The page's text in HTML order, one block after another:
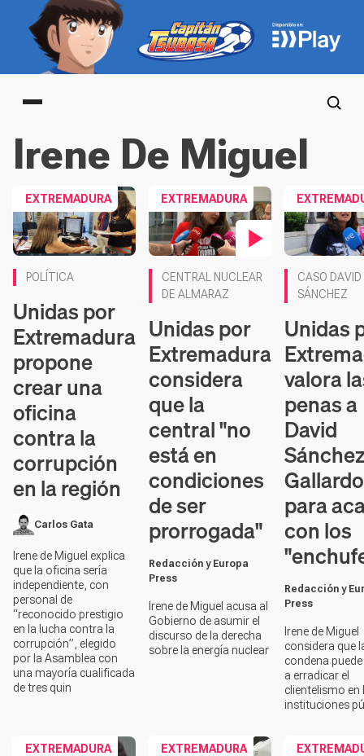
Main menu
Irene De Miguel
EXTREMADURA
POLÍTICA
Unidas por
Extremadura
propone
crear una
oficina
contra la
corrupción
en la región
Carlos Gata
Irene de Miguel explica
que la oficina sería
independiente, con
personal de
“reconocido prestigio
en la lucha contra la
corrupción”, elegido
por la Asamblea con
una mayoría cualificada
de tres quin
EXTREMADURA
CENTRAL NUCLEAR
DE ALMARAZ
Unidas por
Extremadura
considera
que la
central "no
está en
condiciones
de ser
prorrogada"
Redacción y Europa
Press
Irene de Miguel acusa al
Gobierno de asumir el
discurso de la derecha
sobre la energía nuclear
CASO DAVID
SÁNCHEZ
Unidas
valora
penas a
David
Gallardo
para
con los
Redacción y
Press
Irene de Miguel
considera que
condena
a erradicar el
clientelismo en
instituciones
EXTREMADURA EXTREMADURA